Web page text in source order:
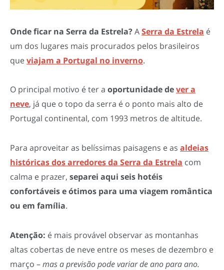
Onde ficar na Serra da Estrela?ASerra da Estrela é
um dos lugares mais procurados pelos brasileiros
queviajam a Portugal no inverno.
O principal motivo é ter a oportunidade dever a
neve, já que o topo da serra é o ponto mais alto de
Portugal continental, com 1993 metros de altitude.
Para aproveitar as belíssimas paisagens e as aldeias
históricas dos arredores da Serra da Estrela com
calma e prazer, separei aqui seis hotéis
confortáveis e ótimos para uma viagem romântica
ou em família.
Atenção: é mais provável observar as montanhas
altas cobertas de neve entre os meses de dezembro e
março –mas a previsão pode variar de ano para ano.